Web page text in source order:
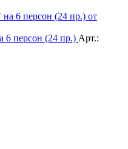
персон (24 пр.) Арт.: